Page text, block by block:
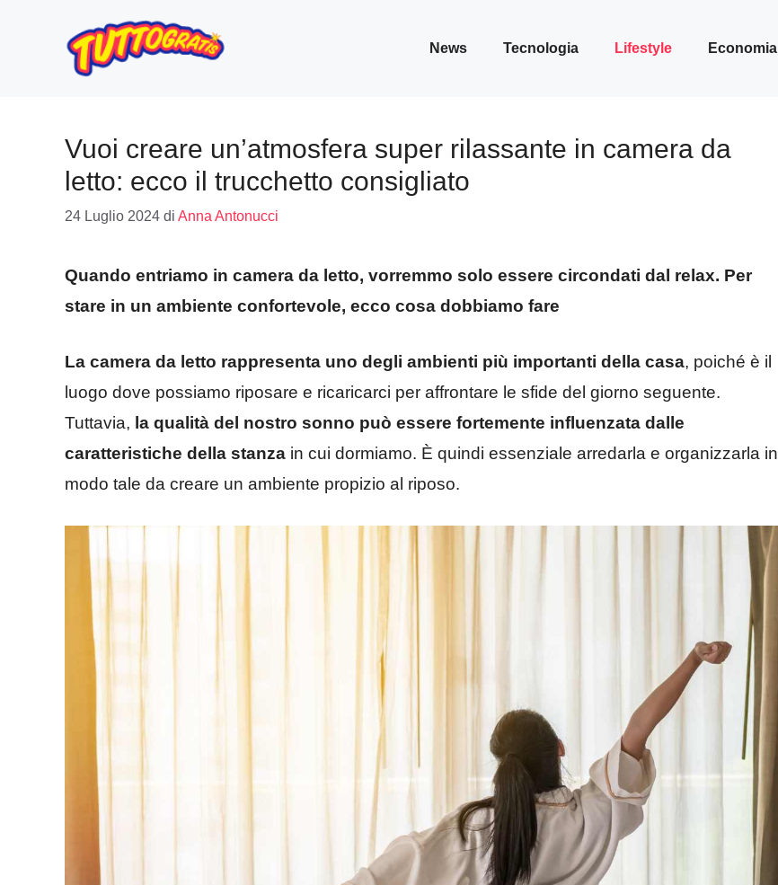
contenuto
News Tecnologia Lifestyle Economia
Vuoi creare un’atmosfera super rilassante in camera da
letto: ecco il trucchetto consigliato
24 Luglio 2024 di Anna Antonucci
Quando entriamo in camera da letto, vorremmo solo essere circondati dal relax. Per
stare in un ambiente confortevole, ecco cosa dobbiamo fare
La camera da letto rappresenta uno degli ambienti più importanti della casa, poiché è il
luogo dove possiamo riposare e ricaricarci per affrontare le sfide del giorno seguente.
Tuttavia, la qualità del nostro sonno può essere fortemente influenzata dalle
caratteristiche della stanza in cui dormiamo. È quindi essenziale arredarla e organizzarla in
modo tale da creare un ambiente propizio al riposo.